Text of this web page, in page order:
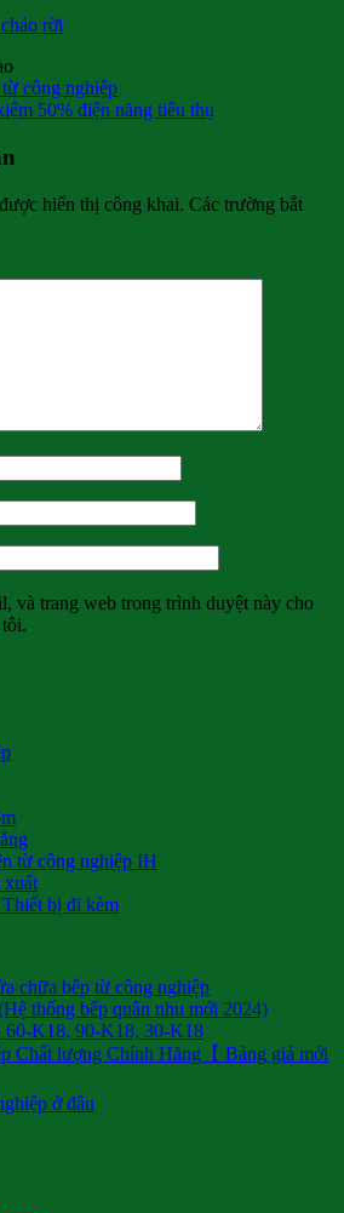
rời
công nghiệp
50% điện năng tiêu thụ
hiển thị công khai. Các trường bắt
và trang web trong trình duyệt này cho
từ công nghiệp IH
xuất
bị đi kèm
chữa bếp từ công nghiệp
thống bếp quân nhu mới 2024)
60-K18, 90-K18, 30-K18
Chất lượng Chính Hãng【 Bảng giá mới
ở đâu